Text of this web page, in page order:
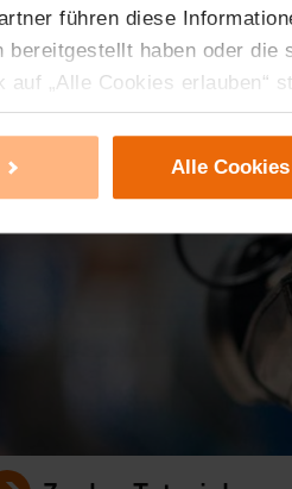
führen diese
haben oder die
„Alle Cookies erlauben“
detaillierte Auflistung der
oder ihr ganz oder
die Einstellungen nicht
Alle